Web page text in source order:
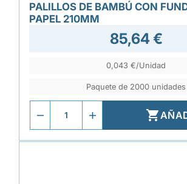
PALILLOS DE BAMBÚ CON
PAPEL 210MM
85,64 €
0,043 €/Unidad
Paquete de 2000 unidades
